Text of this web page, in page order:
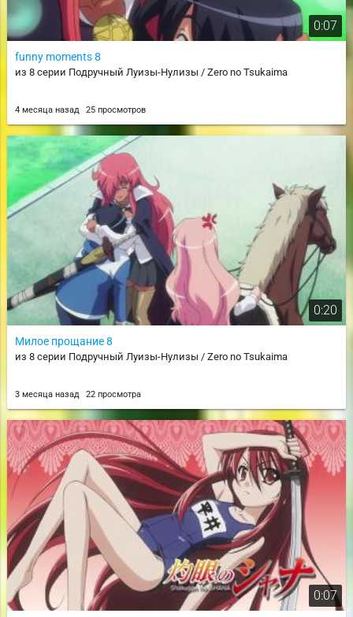
0:07
funny moments 8
из 8 серии Подручный Луизы-Нулизы / Zero no Tsukaima
4 месяца назад 25 просмотров
0:20
Милое прощание 8
из 8 серии Подручный Луизы-Нулизы / Zero no Tsukaima
3 месяца назад 22 просмотра
0:07